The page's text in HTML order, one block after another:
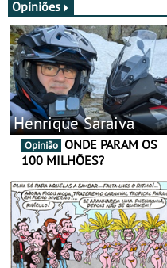
Opiniões
Henrique Saraiva
Opinião
100 MILHÕES?